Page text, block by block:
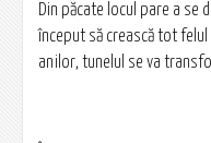
Din păcate locul pare a se
început să crească tot
anilor, tunelul se va